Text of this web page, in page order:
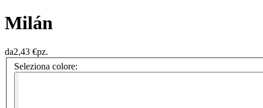
Milán
da2,43 €pz.
Seleziona colore: